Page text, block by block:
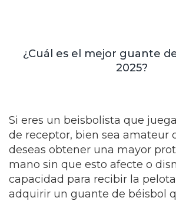
¿Cuál es el mejor guante
2025?
Si eres un beisbolista que
de receptor, bien sea amateur
deseas obtener una mayor
mano sin que esto afecte o
capacidad para recibir la
adquirir un guante de béisbol